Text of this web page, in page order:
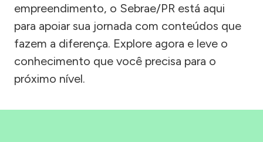
empreendimento, o Sebrae/PR está aqui
para apoiar sua jornada com conteúdos que
fazem a diferença. Explore agora e leve o
conhecimento que você precisa para o
próximo nível.